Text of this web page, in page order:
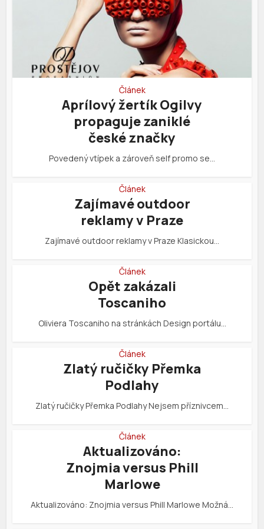
Článek
Aprílový žertík Ogilvy
propaguje zaniklé
české značky
Povedený vtípek a zároveň self promo se…
Článek
Zajímavé outdoor
reklamy v Praze
Zajímavé outdoor reklamy v Praze Klasickou…
Článek
Opět zakázali
Toscaniho
Oliviera Toscaniho na stránkách Design portálu…
Článek
Zlatý ručičky Přemka
Podlahy
Zlatý ručičky Přemka Podlahy Nejsem příznivcem…
Článek
Aktualizováno:
Znojmia versus Phill
Marlowe
Aktualizováno: Znojmia versus Phill Marlowe Možná…